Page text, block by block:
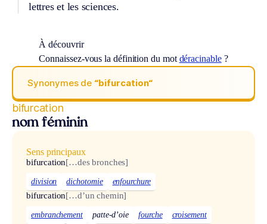
lettres et les sciences.
À découvrir
Connaissez-vous la définition du mot déracinable?
Synonymes de “bifurcation“
bifurcation
nom féminin
Sens principaux
bifurcation[…des bronches]
division dichotomie enfourchure
bifurcation[…d’un chemin]
embranchement patte-d’oie fourche
croisement